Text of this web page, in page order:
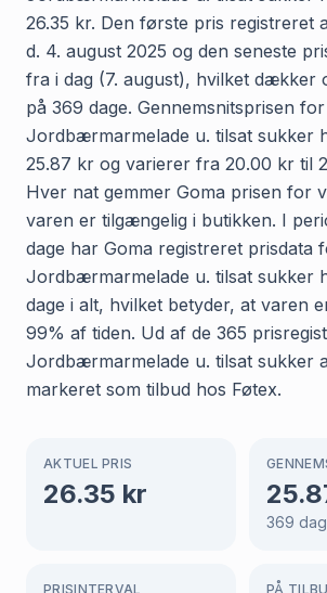
26.35 kr. Den første pris registreret
d. 4. august 2025 og den seneste
fra i dag (7. august), hvilket dækker
på 369 dage. Gennemsnitsprisen for
Jordbærmarmelade u. tilsat sukker
25.87 kr og varierer fra 20.00 kr til
Hver nat gemmer Goma prisen for
varen er tilgængelig i butikken. I
dage har Goma registreret prisdata
Jordbærmarmelade u. tilsat sukker
dage i alt, hvilket betyder, at varen
99% af tiden. Ud af de 365
Jordbærmarmelade u. tilsat sukker
markeret som tilbud hos Føtex.
AKTUEL PRIS
26.35 kr
369
PRISINTERVAL PÅ